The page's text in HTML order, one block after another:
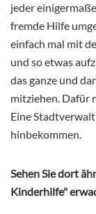
jeder
fremde Hilfe
einfach mal mit
und so etwas
das ganze und
mitziehen. Dafür
Eine
hinbekommen.
Sehen Sie dort
Kinderhilfe"